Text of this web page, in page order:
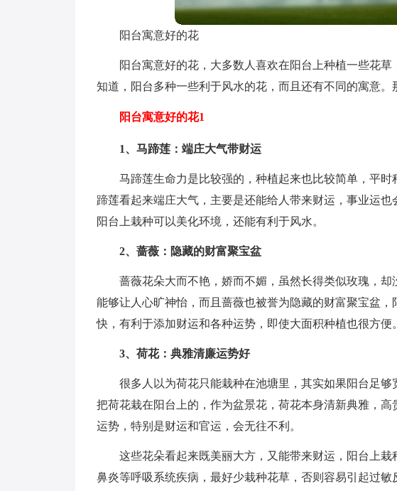
阳台寓意好的花
阳台寓意好的花，大多数人喜欢在阳台上种植一些花
知道，阳台多种一些利于风水的花，而且还有不同的寓意。
阳台寓意好的花1
1、马蹄莲：端庄大气带财运
马蹄莲生命力是比较强的，种植起来也比较简单，平
蹄莲看起来端庄大气，主要是还能给人带来财运，事业运
阳台上栽种可以美化环境，还能有利于风水。
2、蔷薇：隐藏的财富聚宝盆
蔷薇花朵大而不艳，娇而不媚，虽然长得类似玫瑰，
能够让人心旷神怡，而且蔷薇也被誉为隐藏的财富聚宝盆
快，有利于添加财运和各种运势，即使大面积种植也很方便。
3、荷花：典雅清廉运势好
很多人以为荷花只能栽种在池塘里，其实如果阳台足
把荷花栽在阳台上的，作为盆景花，荷花本身清新典雅，
运势，特别是财运和官运，会无往不利。
这些花朵看起来既美丽大方，又能带来财运，阳台上
鼻炎等呼吸系统疾病，最好少栽种花草，否则容易引起过敏